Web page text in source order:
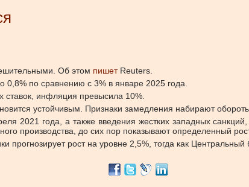
Об этом пишетReuters.
по сравнению с 3% в январе 2025 года.
ставок, инфляция превысила 10%.
устойчивым. Признаки замедления набирают
2021 года, а также введения жестких западных
производства, до сих пор показывают определенный
рост на уровне 2,5%, тогда как